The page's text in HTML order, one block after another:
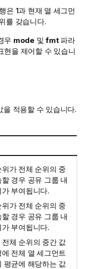
은 1과 현재 열 세그먼
를 갖습니다.
우 mode 및 fmt파라
현을 제어할 수 있습니
을 적용할 수 있습니다.
가 전체 순위의 중
경우 공유 그룹 내
부여됩니다.
가 전체 순위의 중
경우 공유 그룹 내
부여됩니다.
체 순위의 중간 값
전체 열 세그먼트
평균에 해당하는 값